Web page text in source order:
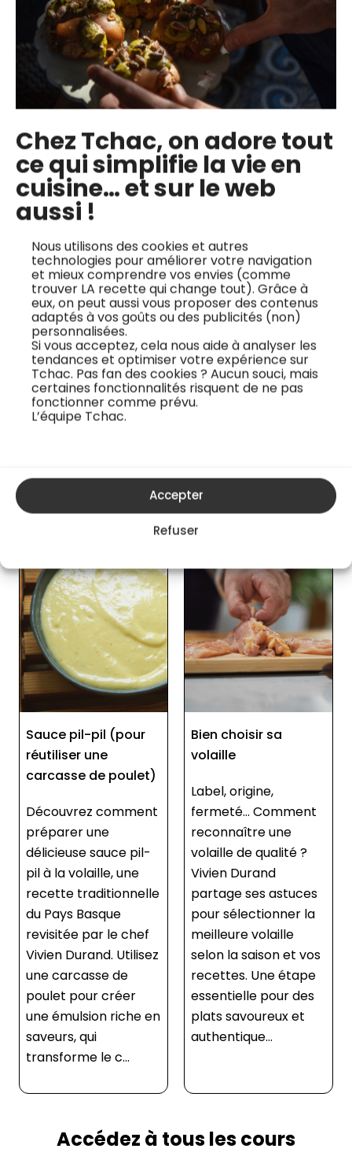
Chez Tchac, on adore tout
ce qui simplifie la vie en
cuisine… et sur le web
aussi !
Nous utilisons des cookies et autres
technologies pour améliorer votre navigation
et mieux comprendre vos envies (comme
trouver LA recette qui change tout). Grâce à
eux, on peut aussi vous proposer des contenus
adaptés à vos goûts ou des publicités (non)
personnalisées.
Si vous acceptez, cela nous aide à analyser les
tendances et optimiser votre expérience sur
Tchac. Pas fan des cookies ? Aucun souci, mais
certaines fonctionnalités risquent de ne pas
fonctionner comme prévu.
L’équipe Tchac.
Accepter
Refuser
✅ Maîtriser la technique de cuisson à l’unilatéral pour
une viande parfaitement dorée.
✅ Utiliser des poids pour améliorer la cuisson uniforme
✅ Assaisonner correctement la chair pour maximiser
les saveurs.
✅ Choisir la bonne poêle pour une cuisson sans brûlure.
✅ Appliquer la technique des lamelles de champignons
pour ajouter de l’humidité pendant la cuisson.
Je regarde la recette vidéo
Les cours en ligne du chef
Bien choisir sa
volaille
fermeté… Comment
reconnaître une
volaille de qualité ?
Vivien Durand
partage ses astuces
pour sélectionner la
meilleure volaille
selon la saison et vos
recettes. Une étape
essentielle pour des
plats savoureux et
authentique...
Comment découper
la volaille ?
Découper une volaille
entière comme un
chef, ça s’apprend !
Vivien Durand vous
montre pas à pas
comment séparer les
cuisses, lever les filets
et préparer chaque
morceaux d’une
volaille avec
précision, sans
oublier le sot-l’y-...
Accédez à tous les cours